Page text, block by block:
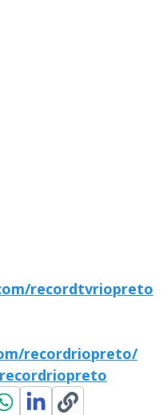
recordtvriopreto
recordriopreto/